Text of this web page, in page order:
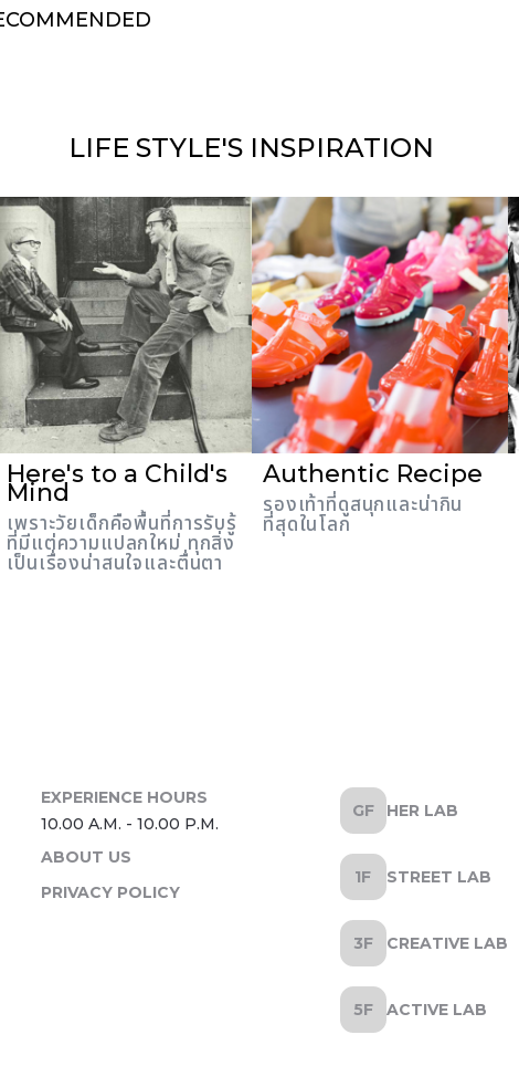
LIFE STYLE'S INSPIRATION
Here's to a Child's
Mind
เพราะวัยเด็กคือพื้นที่การรับรู้
ที่มีแต่ความแปลกใหม่ ทุกสิ่ง
เป็นเรื่องน่าสนใจและตื่นตา
Authentic Recipe
รองเท้าที่ดูสนุกและน่ากิน
ที่สุดในโลก
ABOUT US
PRIVACY POLICY
HER LAB
STREET LAB
CREATIVE LAB
ACTIVE LAB